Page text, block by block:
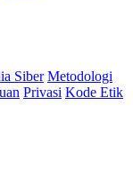
Siber Metodologi
Privasi Kode Etik